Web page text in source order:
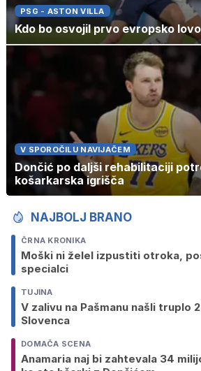
PSG - ASTON VILLA
Kdo bo osvojil prvo evropsko
V SPOROČILU NAVIJAČEM
Dončić po daljši rehabilitaciji
košarkarska igrišča
NAJBOLJ BRANO
ČRNA KRONIKA
Moški ni želel izpustiti otroka,
specialci
TUJINA
V zalivu na Pašmanu našli truplo
Slovenca
DOMAČA SCENA
Anamaria naj bi zahtevala 34